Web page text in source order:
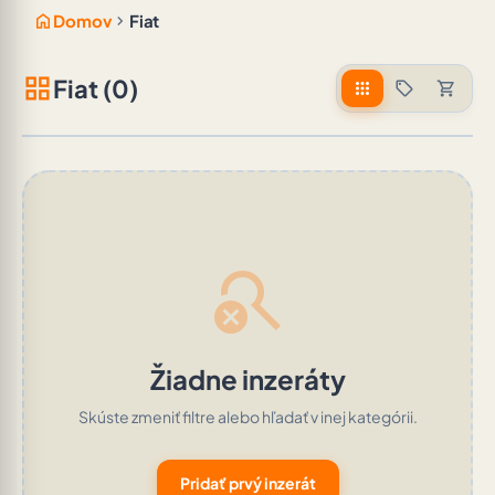
home Domov chevron_right Fiat
grid_viewFiat (0) apps sell shopping_cart
search_off
Žiadne inzeráty
Skúste zmeniť filtre alebo hľadať v inej kategórii.
Pridať prvý inzerát